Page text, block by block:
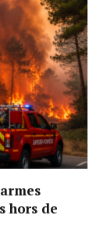
hors de